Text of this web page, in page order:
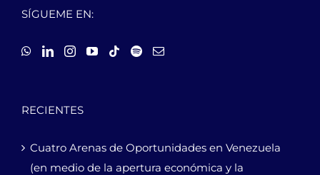
SÍGUEME EN:
RECIENTES
Cuatro Arenas de Oportunidades en Venezuela
(en medio de la apertura económica y la